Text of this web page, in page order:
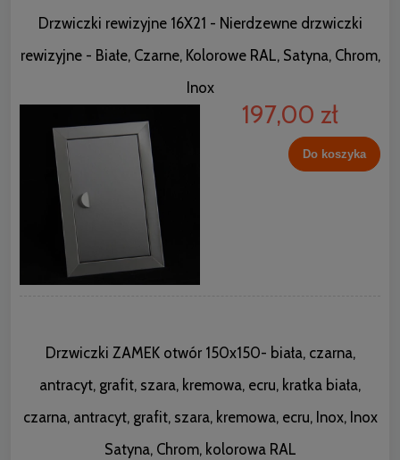
Drzwiczki rewizyjne 16X21 - Nierdzewne drzwiczki
rewizyjne - Białe, Czarne, Kolorowe RAL, Satyna, Chrom,
Inox
197,00 zł
Do koszyka
Drzwiczki ZAMEK otwór 150x150- biała, czarna,
antracyt, grafit, szara, kremowa, ecru, kratka biała,
czarna, antracyt, grafit, szara, kremowa, ecru, Inox, Inox
Satyna, Chrom, kolorowa RAL